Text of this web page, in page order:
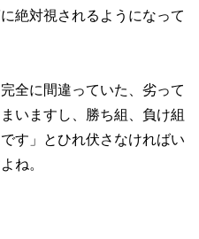
絶対視されるようになって
全に間違っていた、劣って
いますし、勝ち組、負け組
す」とひれ伏さなければい
ね。